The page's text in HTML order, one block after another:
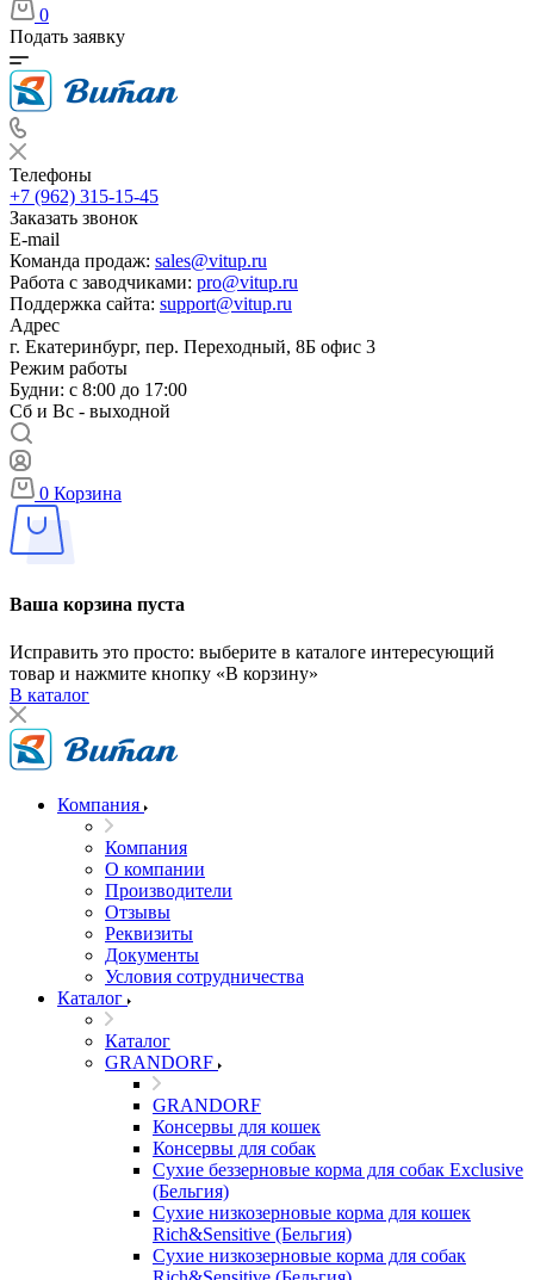
0
Подать заявку
Телефоны
+7 (962) 315-15-45
Заказать звонок
E-mail
Команда продаж: sales@vitup.ru
Работа с заводчиками: pro@vitup.ru
Поддержка сайта: support@vitup.ru
Адрес
г. Екатеринбург, пер. Переходный, 8Б офис 3
Режим работы
Будни: с 8:00 до 17:00
Сб и Вс - выходной
0 Корзина
Ваша корзина пуста
Исправить это просто: выберите в каталоге интересующий
товар и нажмите кнопку «В корзину»
В каталог
Компания
Компания
О компании
Производители
Отзывы
Реквизиты
Документы
Условия сотрудничества
Каталог
Каталог
GRANDORF
GRANDORF
Консервы для кошек
Консервы для собак
Сухие беззерновые корма для собак Exclusive
(Бельгия)
Сухие низкозерновые корма для кошек
Rich&Sensitive (Бельгия)
Сухие низкозерновые корма для собак